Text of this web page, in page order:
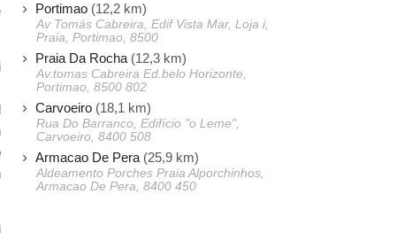
Portimao (12,2 km)
Av Tomás Cabreira, Edif Vista Mar, Loja i,
Praia, Portimao, 8500
Praia Da Rocha (12,3 km)
Av.tomas Cabreira Ed.belo Horizonte,
Portimao, 8500 802
Carvoeiro (18,1 km)
Rua Do Barranco, Edifício "o Leme",
Carvoeiro, 8400 508
Armacao De Pera (25,9 km)
Aldeamento Porches Praia Alporchinhos,
Armacao De Pera, 8400 450